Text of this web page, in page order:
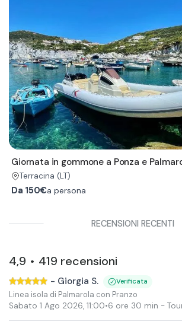
Giornata in gommone a Ponza e
Terracina (LT)
Da 150€a persona
RECENSIONI RECENTI
4,9 • 419 recensioni
- Giorgia S. Verificata
Linea isola di Palmarola con Pranzo
Sabato 1 Ago 2026, 11:00•6 ore 30 min -